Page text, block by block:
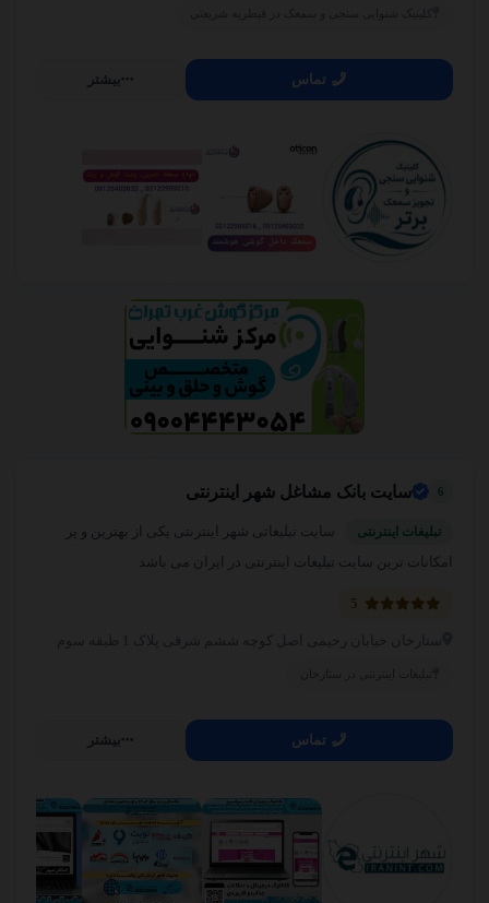
تماس بیشتر
6 سایت بانک مشاغل شهر اینترنتی
تبلیغات اینترنتی
سایت تبلیغاتی شهر اینترنتی یکی از بهترین و پر
امکانات ترین سایت تبلیغات اینترنتی در ایران می باشد
تماس بیشتر